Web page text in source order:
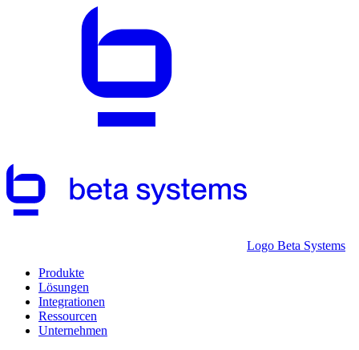
Logo Beta Systems
Produkte
Lösungen
Integrationen
Ressourcen
Unternehmen